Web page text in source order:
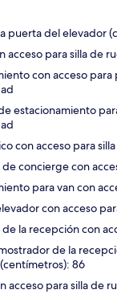
puerta del elevador
acceso para silla de
con acceso para
estacionamiento
con acceso para
concierge con
para van con
con acceso
la recepción con
de la
86
acceso para silla de